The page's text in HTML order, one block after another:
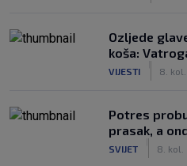
Ozljede
koša:
VIJESTI 8. kol.
Potres
prasak, a
SVIJET 8. kol.